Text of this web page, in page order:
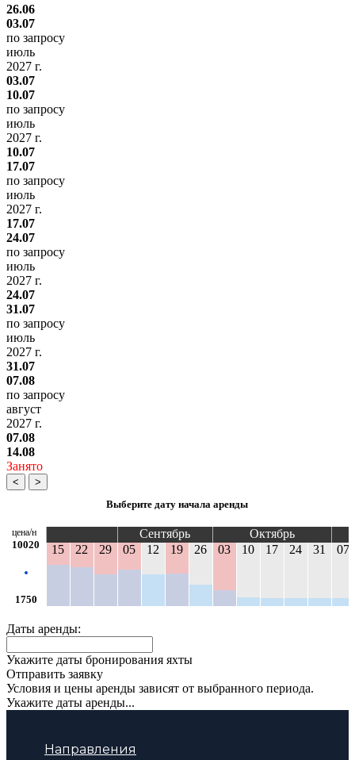
26.06
03.07
по запросу
июль
2027 г.
03.07
10.07
по запросу
июль
2027 г.
10.07
17.07
по запросу
июль
2027 г.
17.07
24.07
по запросу
июль
2027 г.
24.07
31.07
по запросу
июль
2027 г.
31.07
07.08
по запросу
август
2027 г.
07.08
14.08
Занято
<
>
Выберите дату начала аренды
цена/н
10020
1750
Сентябрь
Октябрь
15
22 29 05 12 19 26 03 10 17 24 31 07
Даты аренды:
Укажите даты бронирования яхты
Отправить заявку
Условия и цены аренды зависят от выбранного периода.
Укажите даты аренды...
Направления